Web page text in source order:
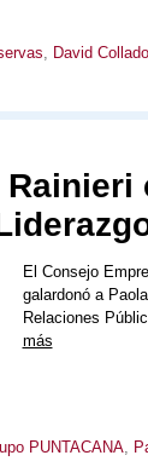
David Collado
El Consejo
galardonó a
Relaciones
más
PUNTACANA,